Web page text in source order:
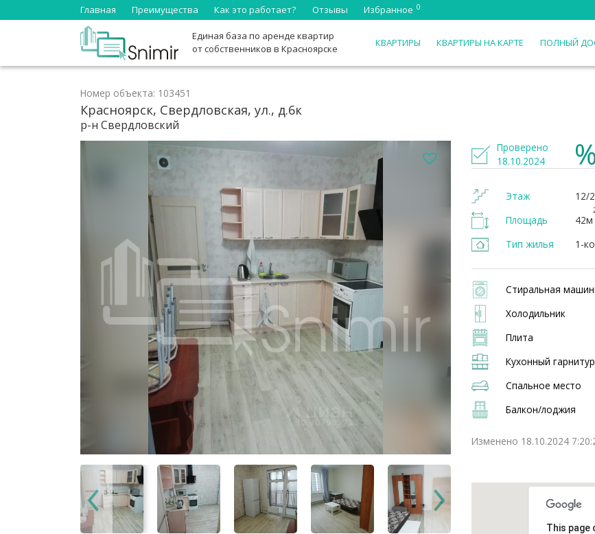
Главная Преимущества Как это работает? Отзывы Избранное 0
Единая база по аренде квартир
от собственников в Красноярске
КВАРТИРЫ КВАРТИРЫ НА КАРТЕ ПОЛНЫЙ
Номер объекта: 103451
Красноярск, Свердловская, ул., д.6к
р-н Свердловский
Проверено
18.10.2024
Этаж
12/
Площадь
42м
Тип жилья 1-
Стиральная
Холодильник
Плита
Кухонный гарнитур
Спальное место
Балкон/лоджия
Изменено 18.10.2024
This page